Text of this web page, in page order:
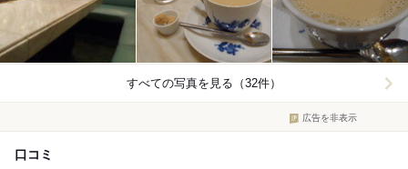
すべての写真を見る（32件）
広告を非表示
口コミ